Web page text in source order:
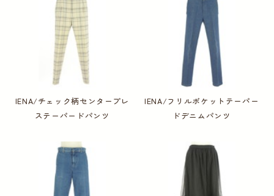
IENA/チェック柄センタープレ
ステーパードパンツ
IENA/フリルポケットテーパー
ドデニムパンツ